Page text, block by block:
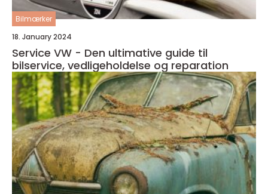
Bilmærker
18. January 2024
Service VW - Den ultimative guide til
bilservice, vedligeholdelse og reparation